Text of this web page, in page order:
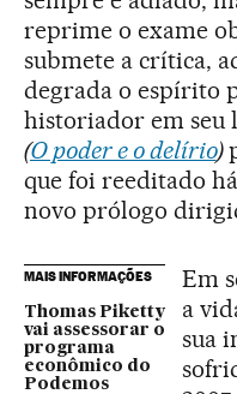
reprime o exame
submete a crítica,
degrada o espírito
historiador em
(O poder e o delírio)
que foi reeditado
novo prólogo
MAIS INFORMAÇÕES
Thomas Piketty
vai assessorar o
programa
econômico do
Podemos
Em
a
sua